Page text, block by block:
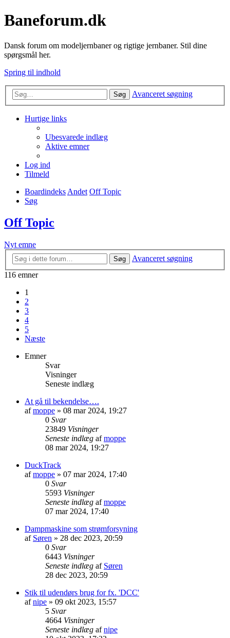
Baneforum.dk
Dansk forum om modeljernbaner og rigtige jernbaner. Stil dine
spørgsmål her.
Spring til indhold
Søg Avanceret søgning
Hurtige links
Ubesvarede indlæg
Aktive emner
Log ind
Tilmeld
BoardindeksAndet Off Topic
Søg
Off Topic
Nyt emne
Søg
Avanceret søgning
116 emner
1
2
3
4
5
Næste
Emner
Svar
Visninger
Seneste indlæg
At gå til bekendelse….
afmoppe » 08 mar 2024, 19:27
0 Svar
23849 Visninger
Seneste indlæg afmoppe
08 mar 2024, 19:27
DuckTrack
afmoppe » 07 mar 2024, 17:40
0 Svar
5593 Visninger
Seneste indlæg afmoppe
07 mar 2024, 17:40
Dampmaskine som strømforsyning
af Søren » 28 dec 2023, 20:59
0 Svar
6443 Visninger
Seneste indlæg af Søren
28 dec 2023, 20:59
Stik til udendørs brug for fx. 'DCC'
afnipe » 09 okt 2023, 15:57
5 Svar
4664 Visninger
Seneste indlæg afnipe